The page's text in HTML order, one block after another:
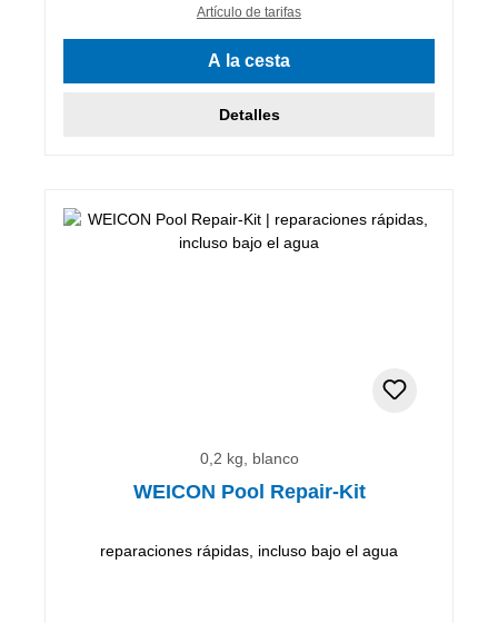
Artículo de tarifas
A la cesta
Detalles
0,2 kg, blanco
WEICON Pool Repair-Kit
reparaciones rápidas, incluso bajo el agua